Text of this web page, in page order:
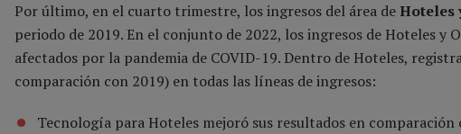
Por último, en el cuarto trimestre, los ingresos del área deHoteles
periodo de 2019. En el conjunto de 2022, los ingresos de Hoteles y
afectados por la pandemia de COVID-19. Dentro de Hoteles,
comparación con 2019) en todas las líneas de ingresos:
Tecnología para Hoteles mejoró sus resultados en